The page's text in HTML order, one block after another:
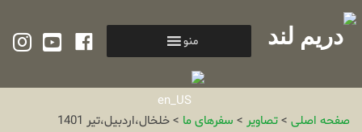
منو
صفحه اصلی>تصاویر> سفرهای ما >خلخال،اردبیل،تیر 1401